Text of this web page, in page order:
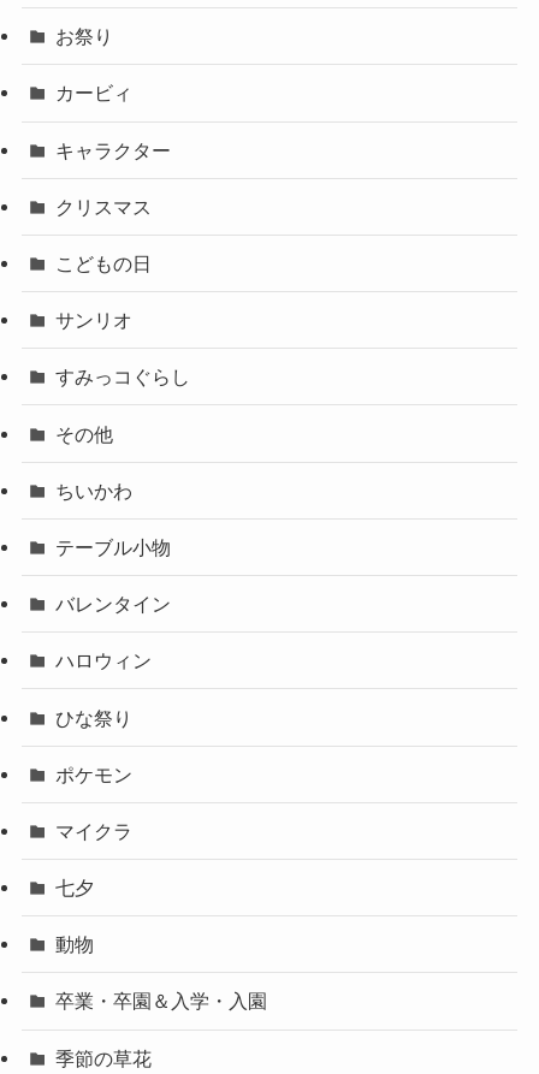
お祭り
カービィ
キャラクター
クリスマス
こどもの日
サンリオ
すみっコぐらし
その他
ちいかわ
テーブル小物
バレンタイン
ハロウィン
ひな祭り
ポケモン
マイクラ
七夕
動物
卒業・卒園＆入学・入園
季節の草花